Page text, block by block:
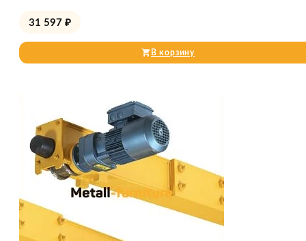
31 597 ₽
В корзину